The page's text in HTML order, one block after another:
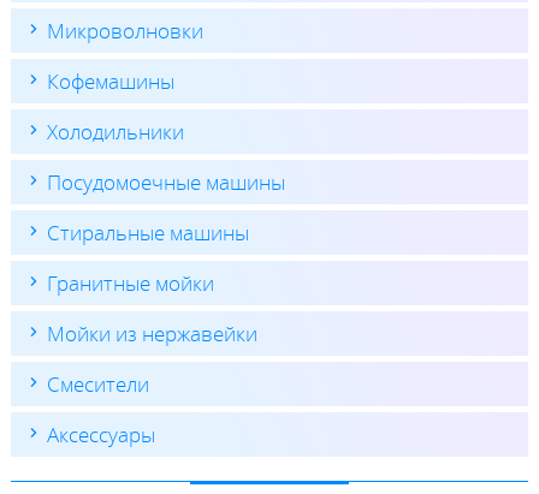
Микроволновки
Кофемашины
Холодильники
Посудомоечные машины
Стиральные машины
Гранитные мойки
Мойки из нержавейки
Смесители
Аксессуары